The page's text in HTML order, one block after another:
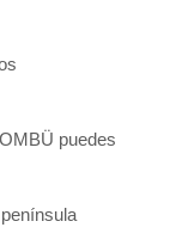
puedes